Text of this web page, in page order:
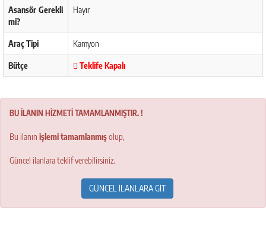
Asansör Gerekli
mi?
Hayır
Araç Tipi Kamyon
Bütçe Teklife Kapalı
BU İLANIN HİZMETİ TAMAMLANMIŞTIR. !
Bu ilanın işlemi tamamlanmışolup,
Güncel ilanlara teklif verebilirsiniz.
GÜNCEL İLANLARA GİT